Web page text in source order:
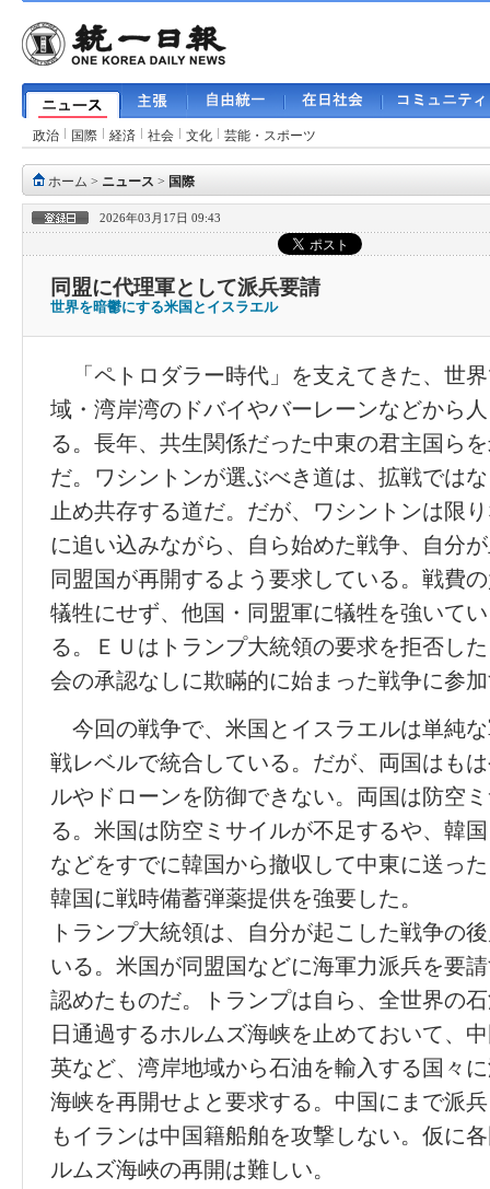
政治 国際 経済 社会 文化 芸能・スポーツ
ホーム > ニュース > 国際
2026年03月17日 09:43
同盟に代理軍として派兵要請
世界を暗鬱にする米国とイスラエル
「ペトロダラー時代」を支えてきた、世
域・湾岸湾のドバイやバーレーンなどから
る。長年、共生関係だった中東の君主国ら
だ。ワシントンが選ぶべき道は、拡戦では
止め共存する道だ。だが、ワシントンは限
に追い込みながら、自ら始めた戦争、自分
同盟国が再開するよう要求している。戦費
犠牲にせず、他国・同盟軍に犠牲を強いて
る。ＥＵはトランプ大統領の要求を拒否し
会の承認なしに欺瞞的に始まった戦争に参
今回の戦争で、米国とイスラエルは単純
戦レベルで統合している。だが、両国はも
ルやドローンを防御できない。両国は防空
る。米国は防空ミサイルが不足するや、韓
などをすでに韓国から撤収して中東に送っ
韓国に戦時備蓄弾薬提供を強要した。
トランプ大統領は、自分が起こした戦争の
いる。米国が同盟国などに海軍力派兵を要
認めたものだ。トランプは自ら、全世界の
日通過するホルムズ海峡を止めておいて、
英など、湾岸地域から石油を輸入する国々
海峡を再開せよと要求する。中国にまで派
もイランは中国籍船舶を攻撃しない。仮に
ルムズ海峽の再開は難しい。